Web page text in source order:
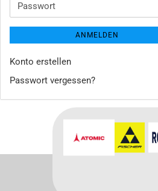
Passwort
ANMELDEN
Konto erstellen
Passwort vergessen?